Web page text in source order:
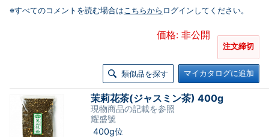
※すべてのコメントを読む場合はこちらから ログインしてください。
価格: 非公開
注文締切
類似品を探す マイカタログに追加
茉莉花茶(ジャスミン茶) 400g
現物商品の記載を参照
耀盛號
400g位